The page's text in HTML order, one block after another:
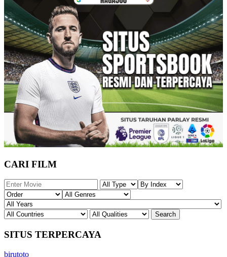
CARI FILM
SITUS TERPERCAYA
birutoto